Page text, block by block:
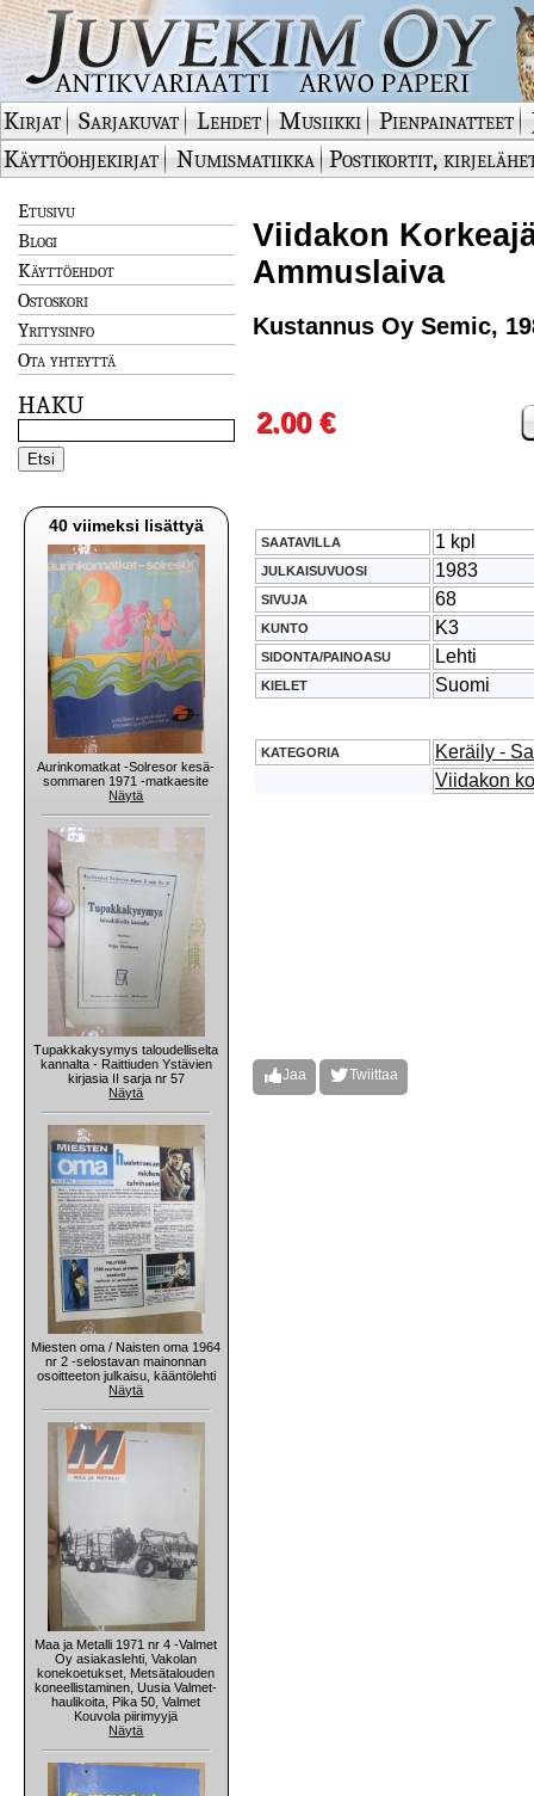
Kirjat Sarjakuvat Lehdet Musiikki Pienpainatteet
Käyttöohjekirjat
Numismatiikka Postikortit,
Etusivu
Blogi
Käyttöehdot
Ostoskori
Yritysinfo
Ota yhteyttä
HAKU
40 viimeksi lisättyä
Aurinkomatkat -Solresor kesä-
sommaren 1971 -matkaesite
Näytä
Tupakkakysymys taloudelliselta
kannalta - Raittiuden Ystävien
kirjasia II sarja nr 57
Näytä
Miesten oma / Naisten oma 1964
nr 2 -selostavan mainonnan
osoitteeton julkaisu, kääntölehti
Näytä
Maa ja Metalli 1971 nr 4 -Valmet
Oy asiakaslehti, Vakolan
konekoetukset, Metsätalouden
koneellistaminen, Uusia Valmet-
haulikoita, Pika 50, Valmet
Kouvola piirimyyjä
Näytä
Viidakon
Ammuslaiva
Kustannus Oy Semic,
2.00 €
SAATAVILLA 1 kpl
JULKAISUVUOSI 1983
SIVUJA 68
KUNTO K3
SIDONTA/PAINOASU Lehti
KIELET Suomi
KATEGORIA
Keräily -
Viidakon
Jaa Twiittaa